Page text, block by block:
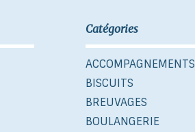
Catégories
ACCOMPAGNEMENTS
BISCUITS
BREUVAGES
BOULANGERIE